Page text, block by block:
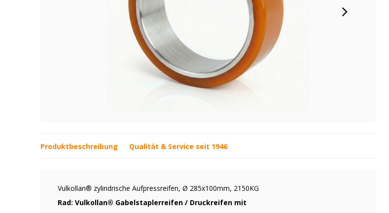
Produktbeschreibung Qualität & Service seit 1946
Vulkollan® zylindrische Aufpressreifen, Ø 285x100mm, 2150KG
Rad: Vulkollan® Gabelstaplerreifen / Druckreifen mit